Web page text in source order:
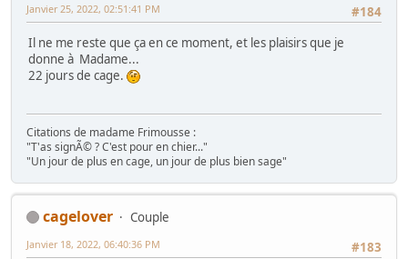
#184
Janvier 25, 2022, 02:51:41 PM
Il ne me reste que ça en ce moment, et les plaisirs que je
donne à Madame...
22 jours de cage.
Citations de madame Frimousse :
"T'as signÃ© ? C'est pour en chier..."
"Un jour de plus en cage, un jour de plus bien sage"
cagelover
Couple
#183
Janvier 18, 2022, 06:40:36 PM